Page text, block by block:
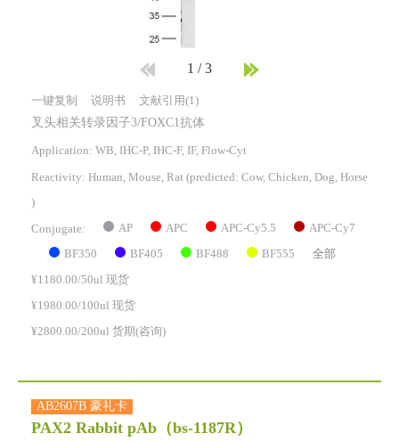
1 /3
一键复制 说明书 文献引用(1)
叉头相关转录因子3/FOXC1抗体
Application: WB, IHC-P, IHC-F, IF, Flow-Cyt
Reactivity: Human, Mouse, Rat (predicted: Cow, Chicken, Dog, Horse
)
Conjugate: AP APC APC-Cy5.5 APC-Cy7
BF350 BF405 BF488 BF555 全部
¥1180.00/50ul 现货
¥1980.00/100ul 现货
¥2800.00/200ul 货期(咨询)
AB2607B 豪礼卡
PAX2 Rabbit pAb （bs-1187R）